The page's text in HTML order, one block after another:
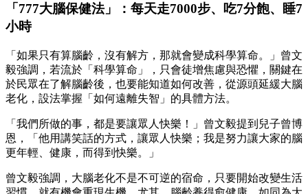
「777大腦保健法」：每天走7000步、吃7分飽、睡7
小時
「如果只有算腦齡，沒有解方，那就會變成科學算命。」曾文
毅強調，若流於「科學算命」，只會徒增焦慮與恐懼，關鍵在
於民眾在了解腦齡後，也要能知道如何改善，從源頭延緩大腦
老化，設法掌握「如何遠離失智」的具體方法。
「我們所做的事，都是要讓眾人快樂！」曾文毅提到兒子曾博
恩，「他用講笑話的方式，讓眾人快樂；我是努力讓大家的腦
更年輕、健康，而得到快樂。」
曾文毅強調，大腦老化不是不可逆的宿命，只要開始改變生活